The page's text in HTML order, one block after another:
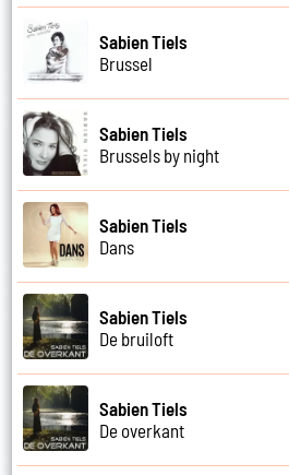
Sabien Tiels
Brussel
Sabien Tiels
Brussels by night
Sabien Tiels
Dans
Sabien Tiels
De bruiloft
Sabien Tiels
De overkant